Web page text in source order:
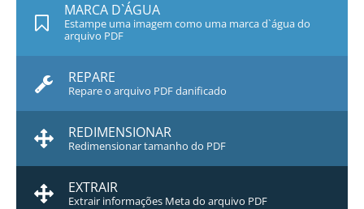
MARCA D`ÁGUA
Estampe uma imagem como uma marca d`água do
arquivo PDF
REPARE
Repare o arquivo PDF danificado
REDIMENSIONAR
Redimensionar tamanho do PDF
EXTRAIR
Extrair informações Meta do arquivo PDF